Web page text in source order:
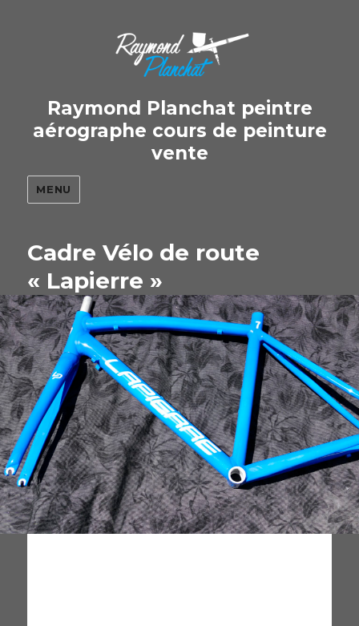
Raymond Planchat peintre
aérographe cours de peinture
vente
MENU
Cadre Vélo de route
« Lapierre »